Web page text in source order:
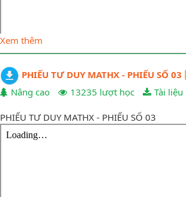
Xem thêm
PHIẾU TƯ DUY MATHX - PHIẾU SỐ 03
Nâng cao
13235 lượt học Tài liệu
PHIẾU TƯ DUY MATHX - PHIẾU SỐ 03